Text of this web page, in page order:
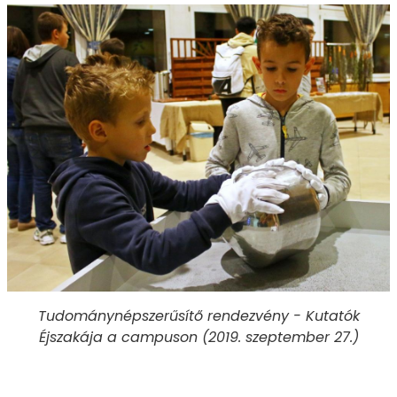
Tudománynépszerűsítő rendezvény - Kutatók
Éjszakája a campuson (2019. szeptember 27.)